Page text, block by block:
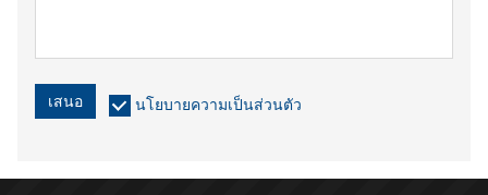
เสนอ นโยบายความเป็นส่วนตัว